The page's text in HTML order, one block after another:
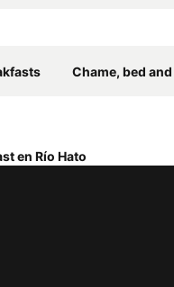
Chame, bed
en Río Hato